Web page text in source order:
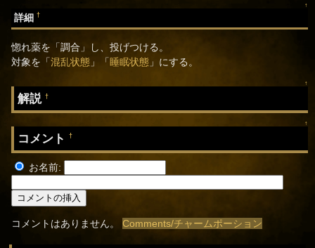
↑
詳細†
惚れ薬を「調合」し、投げつける。
対象を「混乱状態 」「睡眠状態 」にする。
↑
解説†
↑
コメント†
お名前:
コメントはありません。Comments/チャームポーション